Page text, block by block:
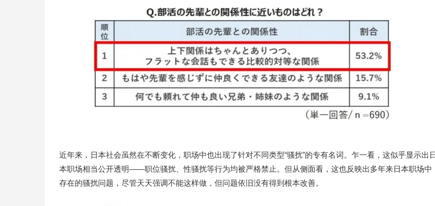
近年来，日本社会虽然在不断变化，职场中也出现了针对不同类型“骚扰”的专有名词。乍一看，这似乎显示出
本职场相当公开透明——职位骚扰、性骚扰等行为均被严格禁止。但从侧面看，这也反映出多年来日本职场中
存在的骚扰问题，尽管天天强调不能这样做，但问题依旧没有得到根本改善。